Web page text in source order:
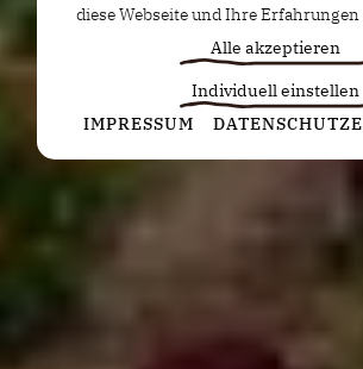
diese Webseite und Ihre Erfahrungen
Alle akzeptieren
Individuell einstellen
Statistiken
Diese Cookies erfassen anonyme
Marketing Cookies werden von
IMPRESSUM